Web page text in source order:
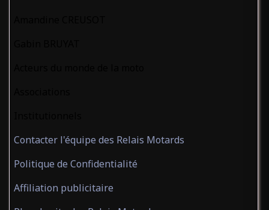
Contacter l'équipe des Relais Motards
Politique de Confidentialité
Affiliation publicitaire